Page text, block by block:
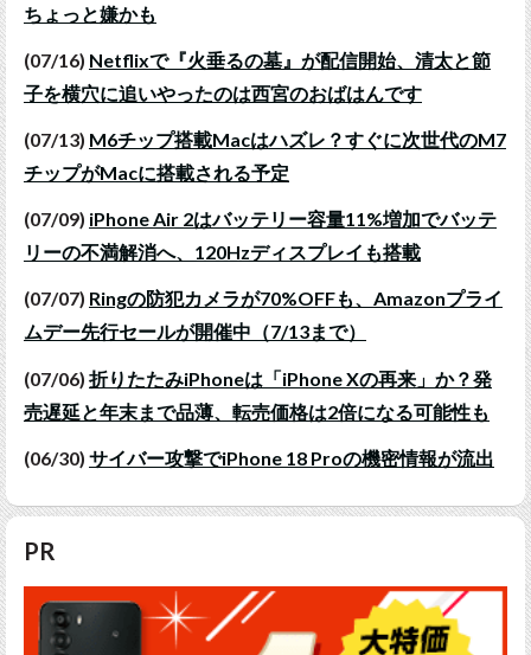
ちょっと嫌かも
(07/16) Netflixで『火垂るの墓』が配信開始、清太と節
子を横穴に追いやったのは西宮のおばはんです
(07/13) M6チップ搭載Macはハズレ？すぐに次世代のM7
チップがMacに搭載される予定
(07/09) iPhone Air 2はバッテリー容量11%増加でバッテ
リーの不満解消へ、120Hzディスプレイも搭載
(07/07) Ringの防犯カメラが70%OFFも、Amazonプライ
ムデー先行セールが開催中（7/13まで）
(07/06) 折りたたみiPhoneは「iPhone Xの再来」か？発
売遅延と年末まで品薄、転売価格は2倍になる可能性も
(06/30) サイバー攻撃でiPhone 18 Proの機密情報が流出
PR